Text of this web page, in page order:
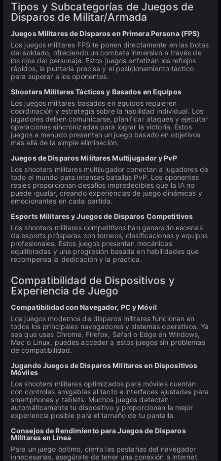
Tipos y Subcategorías de Juegos de
Disparos de Militar/Armada
Juegos Militares de Disparos en Primera Persona (FPS)
Los juegos militares FPS te ponen directamente en las botas
del soldado, ofreciendo un combate inmersivo a través de
los ojos del personaje. Estos juegos enfatizan los reflejos
rápidos, la puntería precisa y el posicionamiento táctico
para superar a los oponentes.
Shooters Militares Tácticos y Basados en Equipos
Los juegos militares basados en equipos requieren
coordinación y estrategia sobre la habilidad individual. Los
jugadores deben comunicarse, planificar ataques y ejecutar
operaciones sincronizadas para lograr la victoria. Estos
juegos a menudo presentan un juego basado en objetivos
más allá de la simple eliminación.
Juegos de Disparos Militares Multijugador y PvP
Los shooters militares multijugador conectan a jugadores de
todo el mundo para intensas batallas PvP. Los oponentes
reales proporcionan desafíos impredecibles que la IA no
puede igualar, creando experiencias de juego dinámicas y
emocionantes en cada partida.
Esports Militares y Juegos de Disparos Competitivos
Los shooters militares competitivos han generado escenas
de esports prósperas con torneos, clasificaciones y equipos
profesionales. Estos juegos presentan mecánicas
equilibradas y una progresión basada en habilidades que
recompensa la dedicación y la práctica.
Compatibilidad de Dispositivos y
Experiencia de Juego
Compatibilidad con Navegador, PC y Móvil
Los juegos modernos de disparos militares funcionan en
todos los principales navegadores y sistemas operativos. Ya
sea que uses Chrome, Firefox, Safari o Edge en Windows,
Mac o Linux, puedes acceder a estos juegos sin problemas
de compatibilidad.
Jugando Juegos de Disparos Militares en Dispositivos
Móviles
Los shooters militares optimizados para móviles cuentan
con controles amigables al tacto e interfaces ajustadas para
smartphones y tablets. Muchos juegos detectan
automáticamente tu dispositivo y proporcionan la mejor
experiencia posible para el tamaño de tu pantalla.
Consejos de Rendimiento para Juegos de Disparos
Militares en Línea
Para un juego óptimo, cierra las pestañas del navegador
innecesarias, asegúrate de tener una conexión a internet